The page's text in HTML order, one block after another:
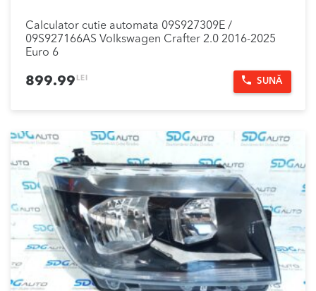
Calculator cutie automata 09S927309E /
09S927166AS Volkswagen Crafter 2.0 2016-2025
Euro 6
899.99 LEI SUNĂ